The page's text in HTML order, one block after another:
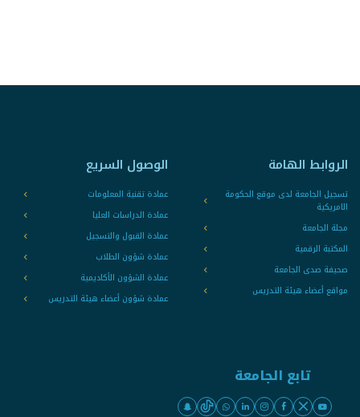
الروابط الهامة
تسجيل الجامعة لدى موقع الحكومة
الامريكية
مجلة الجامعة
المكتبة الرقمية
صحيفة صدى الجامعة
مواقع أعضاء هيئة التدريس
الوصول السريع
عمادة تقنية المعلومات
عمادة الدراسات العليا
عمادة القبول والتسجيل
عمادة شؤون الطلاب
عمادة الشؤون الأكاديمية
عمادة شؤون أعضاء هيئة التدريس
تابع الجامعة